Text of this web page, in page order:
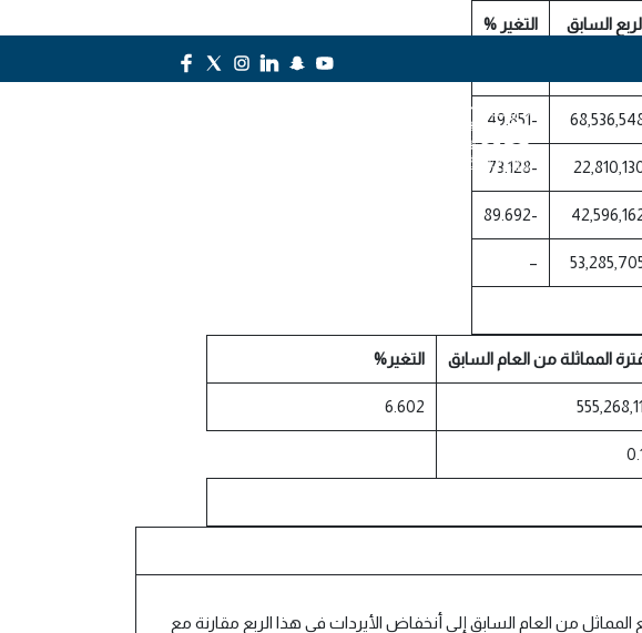
السابق التغير %
-49.851
-73.128
-89.692
–
المماثلة من العام السابق التغير%
6.602
من العام السابق إلي أنخفاض الأيردات في هذا الربع مقارنة مع